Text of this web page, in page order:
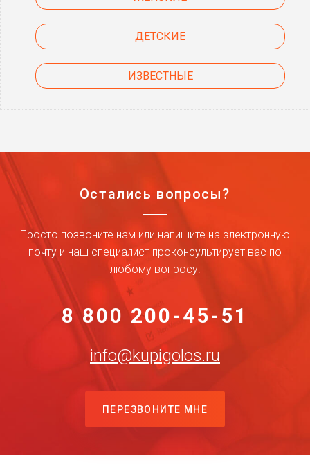
ДЕТСКИЕ
ИЗВЕСТНЫЕ
Остались вопросы?
Просто позвоните нам или напишите на электронную
почту и наш специалист проконсультирует вас по
любому вопросу!
8 800 200-45-51
info@kupigolos.ru
ПЕРЕЗВОНИТЕ МНЕ